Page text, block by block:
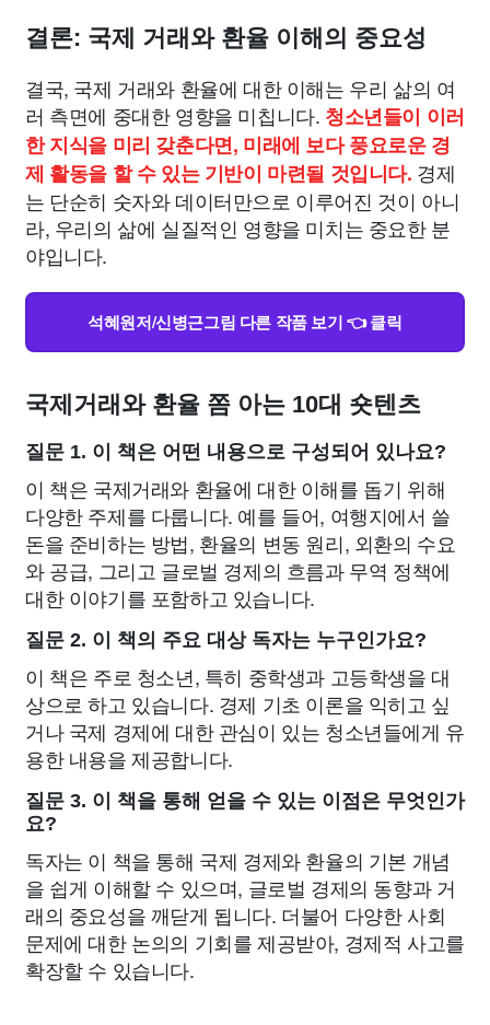
결론: 국제 거래와 환율 이해의 중요성
결국, 국제 거래와 환율에 대한 이해는 우리 삶의 여
러 측면에 중대한 영향을 미칩니다. 청소년들이 이러
한 지식을 미리 갖춘다면, 미래에 보다 풍요로운 경
제 활동을 할 수 있는 기반이 마련될 것입니다. 경제
는 단순히 숫자와 데이터만으로 이루어진 것이 아니
라, 우리의 삶에 실질적인 영향을 미치는 중요한 분
야입니다.
석혜원저/신병근그림 다른 작품 보기 👈 클릭
국제거래와 환율 쫌 아는 10대 숏텐츠
질문 1. 이 책은 어떤 내용으로 구성되어 있나요?
이 책은 국제거래와 환율에 대한 이해를 돕기 위해
다양한 주제를 다룹니다. 예를 들어, 여행지에서 쓸
돈을 준비하는 방법, 환율의 변동 원리, 외환의 수요
와 공급, 그리고 글로벌 경제의 흐름과 무역 정책에
대한 이야기를 포함하고 있습니다.
질문 2. 이 책의 주요 대상 독자는 누구인가요?
이 책은 주로 청소년, 특히 중학생과 고등학생을 대
상으로 하고 있습니다. 경제 기초 이론을 익히고 싶
거나 국제 경제에 대한 관심이 있는 청소년들에게 유
용한 내용을 제공합니다.
질문 3. 이 책을 통해 얻을 수 있는 이점은 무엇인가
요?
독자는 이 책을 통해 국제 경제와 환율의 기본 개념
을 쉽게 이해할 수 있으며, 글로벌 경제의 동향과 거
래의 중요성을 깨닫게 됩니다. 더불어 다양한 사회
문제에 대한 논의의 기회를 제공받아, 경제적 사고를
확장할 수 있습니다.